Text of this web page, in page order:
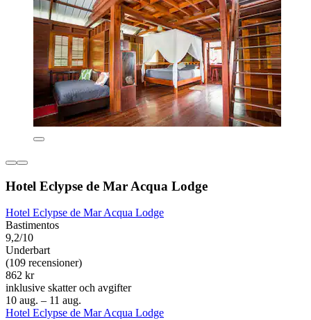
Hotel Eclypse de Mar Acqua Lodge
Hotel Eclypse de Mar Acqua Lodge
Bastimentos
9,2/10
Underbart
(109 recensioner)
862 kr
inklusive skatter och avgifter
10 aug. – 11 aug.
Hotel Eclypse de Mar Acqua Lodge